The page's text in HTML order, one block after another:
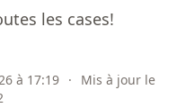
les cases!
à 17:19 ·
Mis à jour le